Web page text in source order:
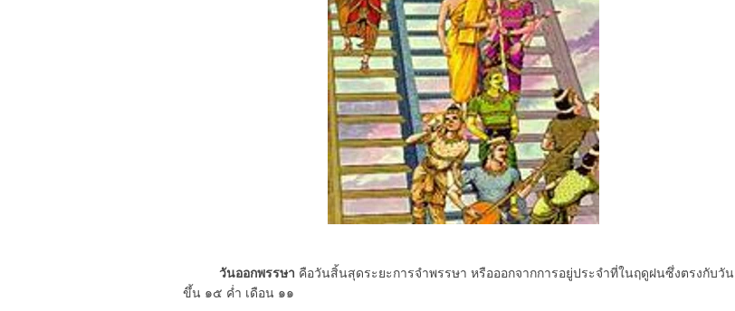
วันออกพรรษา คือวันสิ้นสุดระยะการจำพรรษา หรือออกจากการอยู่ประจำที่ในฤดูฝนซึ่งตรงกับวัน
ขึ้น ๑๕ ค่ำ เดือน ๑๑